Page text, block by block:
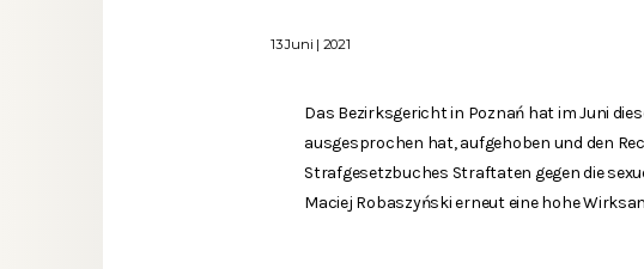
13 Juni | 2021
Das Bezirksgericht in Poznań hat im Juni
ausgesprochen hat, aufgehoben und den
Strafgesetzbuches Straftaten gegen die
Maciej Robaszyński erneut eine hohe